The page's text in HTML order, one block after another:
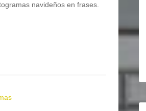
navideños en frases.